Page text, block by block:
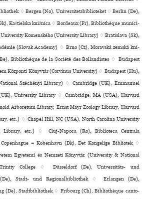
♢ Bergen (No), Universitetsbiblioteket ♢ Berlin (De),
Kaštielska kniž­nica ♢ Bordeaux (Fr), Bibliothèque muni­ci­
Komenského (University Library) ♢ Bratislava (Sk),
(Slovak Academy) ♢ Brno (Cz), Moravská zemská kni­
Bibliothèque de la Société des Bollandistes ♢ Budapest
Központi Könyvtár (Corvinus University) ♢ Budapest (Hu),
Széchényi Library) ♢ Cambridge (UK), Emmanuel
University Library ♢ Cambridge, MA (USA), Harvard
Arboretum Library, Ernst Mayr Zoology Library, Harvard
etc.) ♢ Chapel Hill, NC (USA), North Carolina University
Library, etc.) ♢ Cluj-Napoca (Ro), Biblioteca Centrala
= København (Dk), Det Kongelige Bibliotek ♢
Egyetemi és Nemzeti Könyvtár (University & National
College ♢ Düsseldorf (De), Universitäts- und
Stadt- und Regionalbibliothek ♢ Erlangen (De),
(De), Stadtbibliothek ♢ Fribourg (Ch), Bibliothèque can­to­